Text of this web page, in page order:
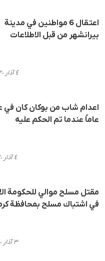
اعتقال 6 مواطنين في مدينة
بيرانشهر من قبل الاطلاعات
٤ آذار ٢٠٢٠، ٢٣:٣٢
عاماً عندما تم الحكم عليه
٤ آذار ٢٠٢٠، ٢٣:٣١
مقتل مسلح موالي للحكومة
في اشتباك مسلح بمحافظة
٣ آذار ٢٠٢٠، ٢٣:٠٦